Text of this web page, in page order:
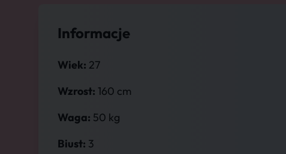
Informacje
Wiek: 27
Wzrost: 160 cm
Waga: 50 kg
Biust: 3